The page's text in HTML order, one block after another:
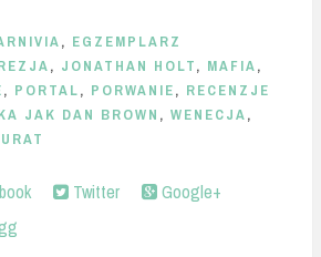
, EGZEMPLARZ
, JONATHAN HOLT, MAFIA,
, PORTAL, PORWANIE, RECENZJE
JAK DAN BROWN , WENECJA,
Twitter
Google+